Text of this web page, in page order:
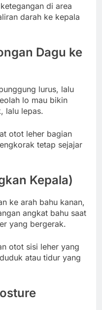
di area
darah ke kepala
Dagu ke
lurus, lalu
lo mau bikin
lalu lepas.
otot leher bagian
tetap sejajar
Kepala)
ke arah bahu kanan,
angkat bahu saat
yang bergerak.
otot sisi leher yang
atau tidur yang